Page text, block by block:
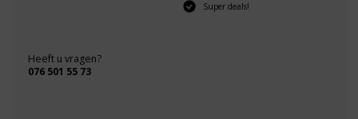
Super deals!
Heeft u vragen?
076 501 55 73